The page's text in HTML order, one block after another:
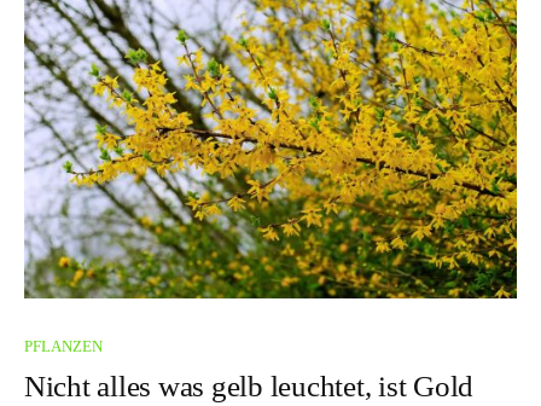
PFLANZEN
Nicht alles was gelb leuchtet, ist Gold